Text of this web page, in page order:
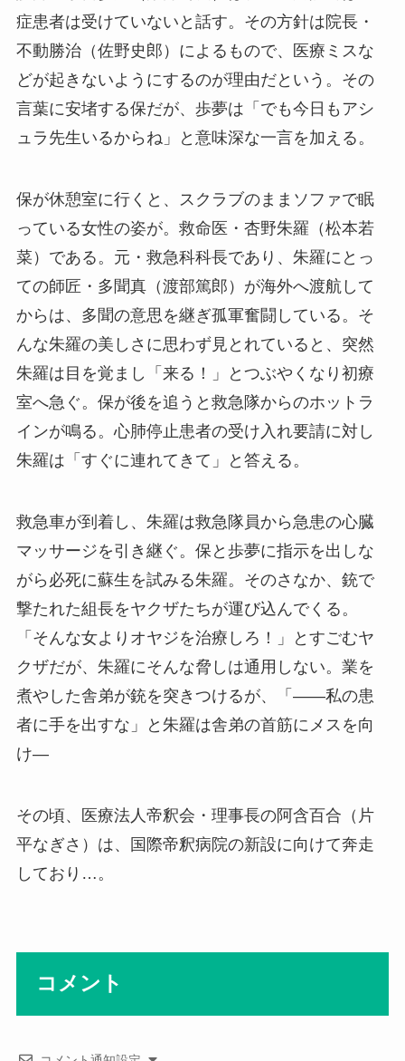
症患者は受けていないと話す。その方針は院長・
不動勝治（佐野史郎）によるもので、医療ミスな
どが起きないようにするのが理由だという。その
言葉に安堵する保だが、歩夢は「でも今日もアシ
ュラ先生いるからね」と意味深な一言を加える。
保が休憩室に行くと、スクラブのままソファで眠
っている女性の姿が。救命医・杏野朱羅（松本若
菜）である。元・救急科科長であり、朱羅にとっ
ての師匠・多聞真（渡部篤郎）が海外へ渡航して
からは、多聞の意思を継ぎ孤軍奮闘している。そ
んな朱羅の美しさに思わず見とれていると、突然
朱羅は目を覚まし「来る！」とつぶやくなり初療
室へ急ぐ。保が後を追うと救急隊からのホットラ
インが鳴る。心肺停止患者の受け入れ要請に対し
朱羅は「すぐに連れてきて」と答える。
救急車が到着し、朱羅は救急隊員から急患の心臓
マッサージを引き継ぐ。保と歩夢に指示を出しな
がら必死に蘇生を試みる朱羅。そのさなか、銃で
撃たれた組長をヤクザたちが運び込んでくる。
「そんな女よりオヤジを治療しろ！」とすごむヤ
クザだが、朱羅にそんな脅しは通用しない。業を
煮やした舎弟が銃を突きつけるが、「――私の患
者に手を出すな」と朱羅は舎弟の首筋にメスを向
け―
その頃、医療法人帝釈会・理事長の阿含百合（片
平なぎさ）は、国際帝釈病院の新設に向けて奔走
しており…。
コメント